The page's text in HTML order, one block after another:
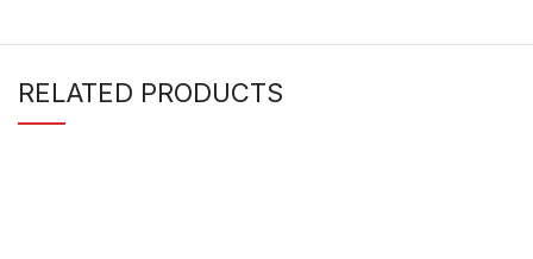
RELATED PRODUCTS